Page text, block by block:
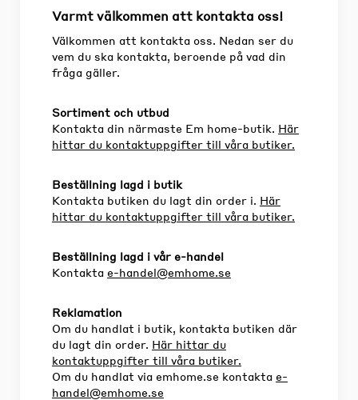
Varmt välkommen att kontakta oss!
Välkommen att kontakta oss. Nedan ser du
vem du ska kontakta, beroende på vad din
fråga gäller.
Sortiment och utbud
Kontakta din närmaste Em home-butik. Här
hittar du kontaktuppgifter till våra butiker.
Beställning lagd i butik
Kontakta butiken du lagt din order i. Här
hittar du kontaktuppgifter till våra butiker.
Beställning lagd i vår e-handel
Kontakta e-handel@emhome.se
Reklamation
Om du handlat i butik, kontakta butiken där
du lagt din order. Här hittar du
kontaktuppgifter till våra butiker.
Om du handlat via emhome.se kontakta e-
handel@emhome.se